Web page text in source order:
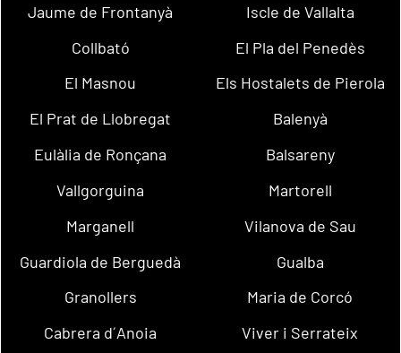
Jaume de Frontanyà
Iscle de Vallalta
Collbató
El Pla del Penedès
El Masnou
Els Hostalets de Pierola
El Prat de Llobregat
Balenyà
Eulàlia de Ronçana
Balsareny
Vallgorguina
Martorell
Marganell
Vilanova de Sau
Guardiola de Berguedà
Gualba
Granollers
Maria de Corcó
Cabrera d´Anoia
Viver i Serrateix